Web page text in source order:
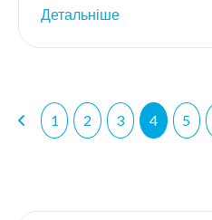
Детальніше
1 2 3 4 5